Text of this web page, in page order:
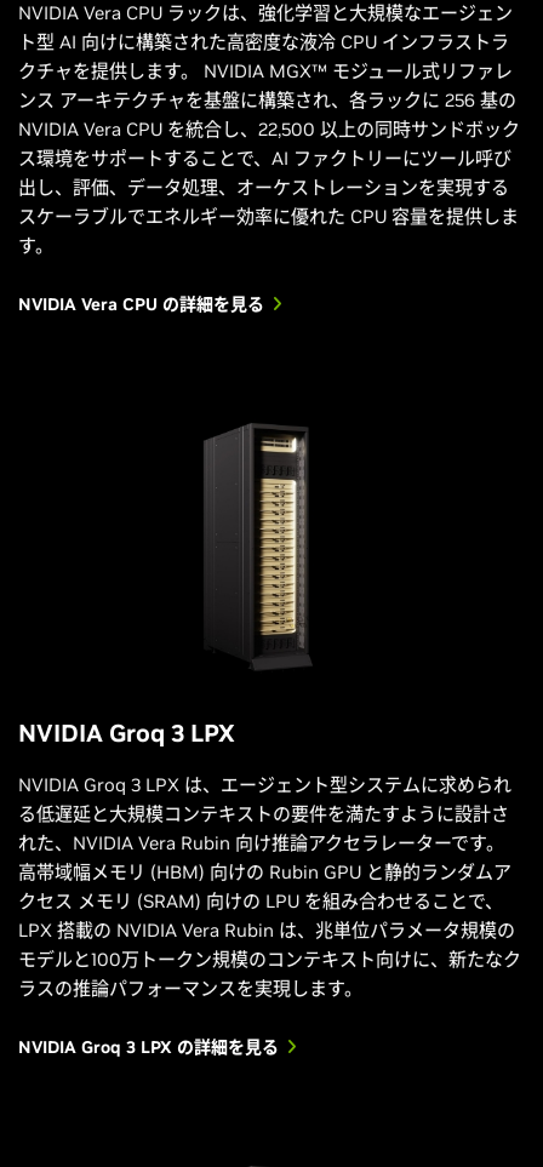
NVIDIA Vera CPU ラックは、強化学習と大規模なエージェン
ト型 AI 向けに構築された高密度な液冷 CPU インフラストラ
クチャを提供します。 NVIDIA MGX™ モジュール式リファレ
ンス アーキテクチャを基盤に構築され、各ラックに 256 基の
NVIDIA Vera CPU を統合し、22,500 以上の同時サンドボック
ス環境をサポートすることで、AI ファクトリーにツール呼び
出し、評価、データ処理、オーケストレーションを実現する
スケーラブルでエネルギー効率に優れた CPU 容量を提供しま
す。
NVIDIA Vera CPU の詳細を見る
NVIDIA Groq 3 LPX
NVIDIA Groq 3 LPX は、エージェント型システムに求められ
る低遅延と大規模コンテキストの要件を満たすように設計さ
れた、NVIDIA Vera Rubin 向け推論アクセラレーターです。
高帯域幅メモリ (HBM) 向けの Rubin GPU と静的ランダムア
クセス メモリ (SRAM) 向けの LPU を組み合わせることで、
LPX 搭載の NVIDIA Vera Rubin は、兆単位パラメータ規模の
モデルと100万トークン規模のコンテキスト向けに、新たなク
ラスの推論パフォーマンスを実現します。
NVIDIA Groq 3 LPX の詳細を見る